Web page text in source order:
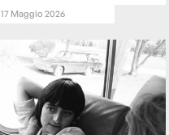
17 Maggio 2026